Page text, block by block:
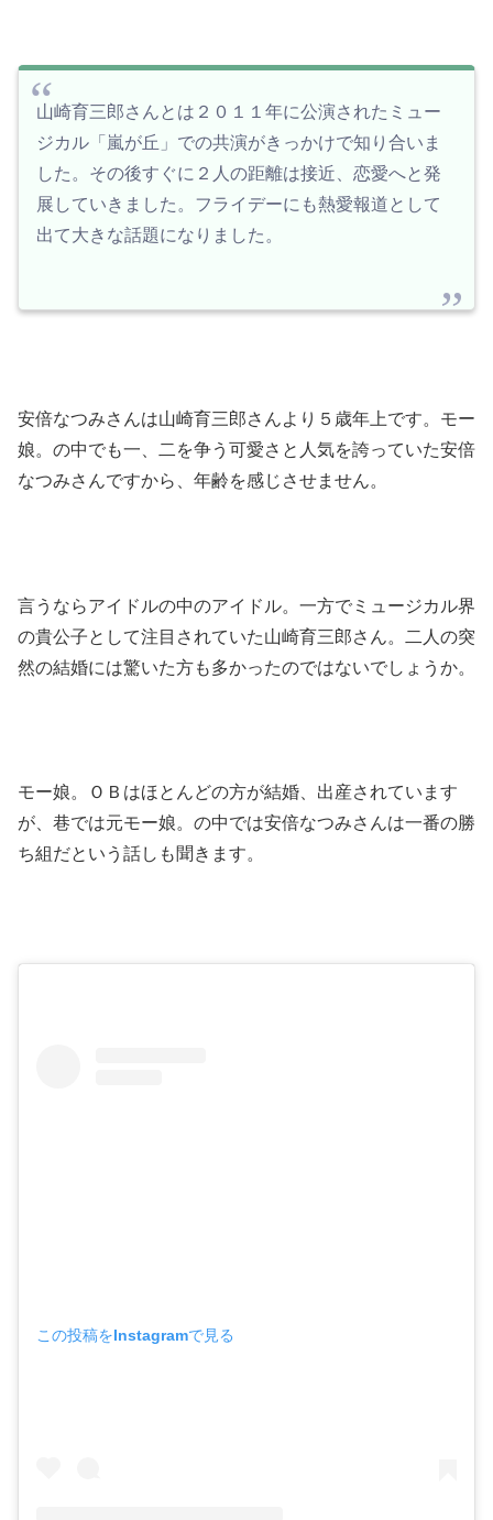
山崎育三郎さんとは２０１１年に公演されたミュー
ジカル「嵐が丘」での共演がきっかけで知り合いま
した。その後すぐに２人の距離は接近、恋愛へと発
展していきました。フライデーにも熱愛報道として
出て大きな話題になりました。
安倍なつみさんは山崎育三郎さんより５歳年上です。モー
娘。の中でも一、二を争う可愛さと人気を誇っていた安倍
なつみさんですから、年齢を感じさせません。
言うならアイドルの中のアイドル。一方でミュージカル界
の貴公子として注目されていた山崎育三郎さん。二人の突
然の結婚には驚いた方も多かったのではないでしょうか。
モー娘。ＯＢはほとんどの方が結婚、出産されています
が、巷では元モー娘。の中では安倍なつみさんは一番の勝
ち組だという話しも聞きます。
この投稿をInstagramで見る